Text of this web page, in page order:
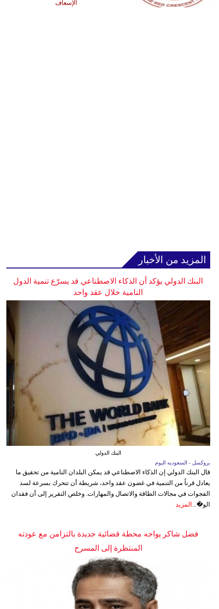
الإسعاف
المزيد من الأخبار
البنك الدولي يؤكد أن الذكاء الاصطناعي قد يسرّع تنمية الدول
النامية خلال عقد واحد
البنك الدولي
بروكسل - السعوديه اليوم
قال البنك الدولي إن الذكاء الاصطناعي قد يمكن البلدان النامية من تحقيق ما
يعادل قرناً من التنمية في غضون عقد واحد، شريطة أن تتحرك بسرعة لسد
الفجوات في مجالات الطاقة والاتصال والمهارات. وخلص التقرير إلى أن فقدان
الو�... المزيد
فضل شاكر يواجه محطة قضائية جديدة بالتزامن مع عودته
المنتظرة إلى المسرح